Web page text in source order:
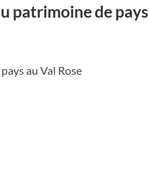
patrimoine de pays
au Val Rose